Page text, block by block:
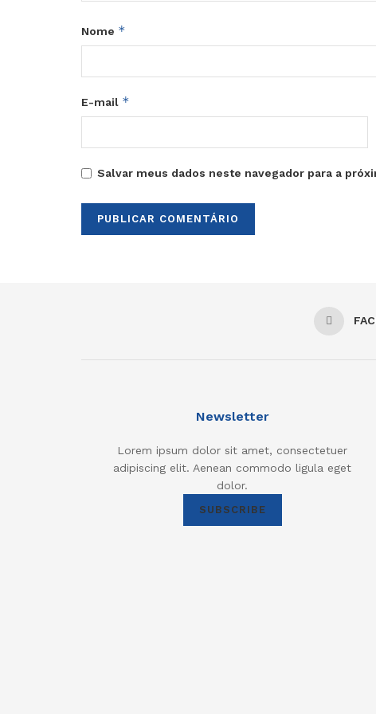
Nome *
E-mail *
Salvar meus dados neste navegador para a
Newsletter
Lorem ipsum dolor sit amet, consectetuer
adipiscing elit. Aenean commodo ligula eget
dolor.
SUBSCRIBE